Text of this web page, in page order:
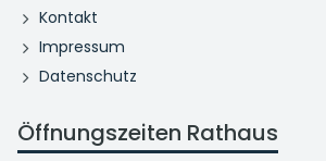
Kontakt
Impressum
Datenschutz
Öffnungszeiten Rathaus